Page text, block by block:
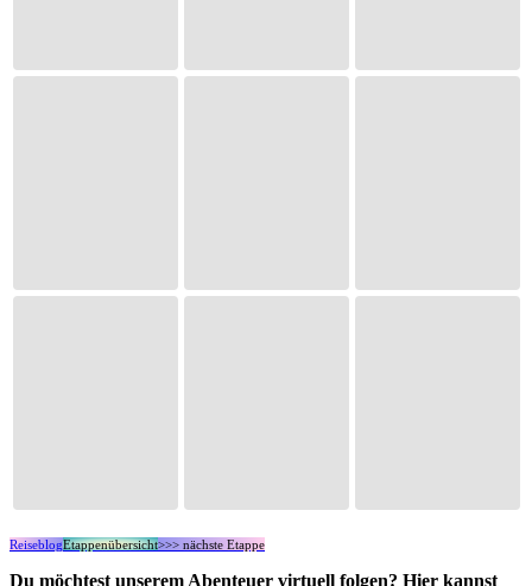
ReiseblogEtappenübersicht>>> nächste Etappe
Du möchtest unserem Abenteuer virtuell folgen? Hier kannst